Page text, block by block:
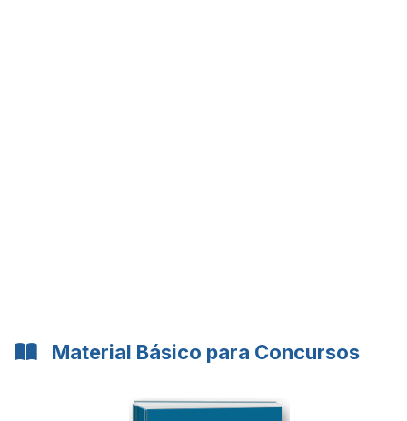
Material Básico para Concursos